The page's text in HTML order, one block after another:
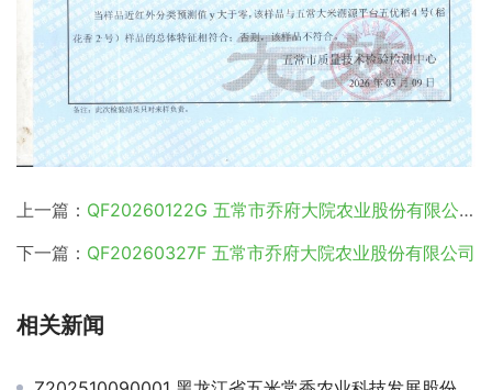
上一篇： QF20260122G 五常市乔府大院农业股份有限公司
下一篇： QF20260327F 五常市乔府大院农业股份有限公司
相关新闻